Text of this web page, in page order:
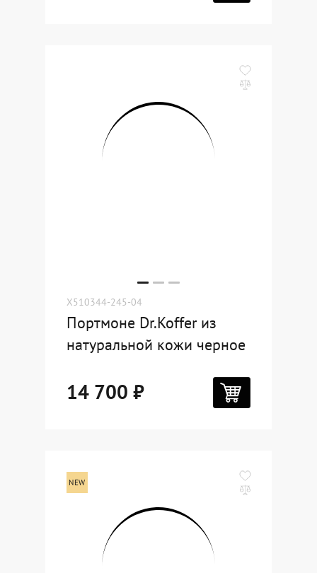
X510344-245-04
Портмоне Dr.Koffer из
натуральной кожи черное
14 700 ₽